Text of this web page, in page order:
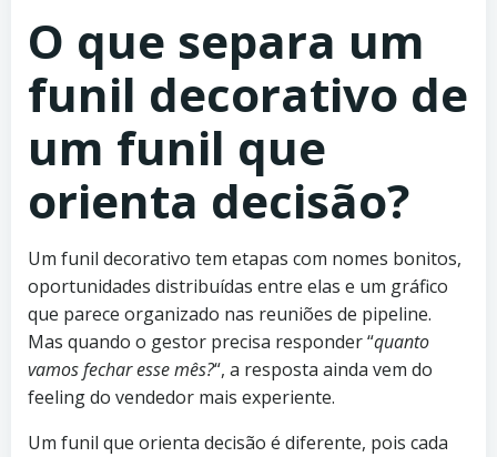
O que separa um
funil decorativo de
um funil que
orienta decisão?
Um funil decorativo tem etapas com nomes bonitos,
oportunidades distribuídas entre elas e um gráfico
que parece organizado nas reuniões de pipeline.
Mas quando o gestor precisa responder “quanto
vamos fechar esse mês?“, a resposta ainda vem do
feeling do vendedor mais experiente.
Um funil que orienta decisão é diferente, pois cada